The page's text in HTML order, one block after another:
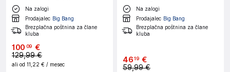
Na zalogi
Prodajalec Big Bang
Brezplačna poštnina za člane
kluba
100 09 €
129,99 €
ali od 11,22 € / mesec
Na zalogi
Prodajalec Big Bang
Brezplačna poštnina za člane
kluba
4619 €
59,99 €